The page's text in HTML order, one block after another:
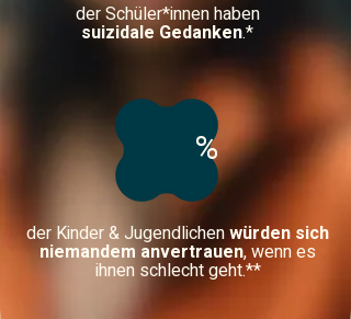
der Schüler*innen haben
suizidale Gedanken.*
%
der Kinder & Jugendlichenwürden sich
niemandem anvertrauen, wenn es
ihnen schlecht geht.**